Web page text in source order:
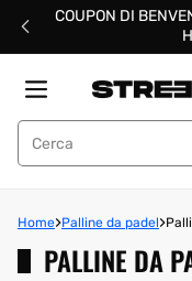
COUPON DI
Street Padel
Home Palline da padel
PALLINE DA